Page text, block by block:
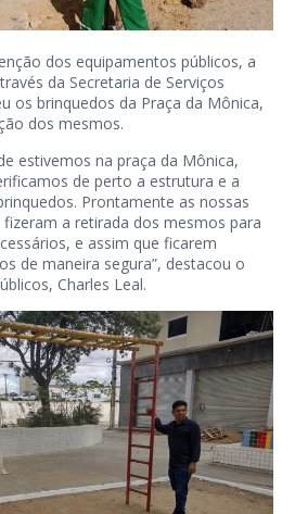
dos equipamentos públicos, a
da Secretaria de Serviços
os brinquedos da Praça da Mônica,
dos mesmos.
estivemos na praça da Mônica,
de perto a estrutura e a
Prontamente as nossas
a retirada dos mesmos para
e assim que ficarem
de maneira segura”, destacou o
Charles Leal.